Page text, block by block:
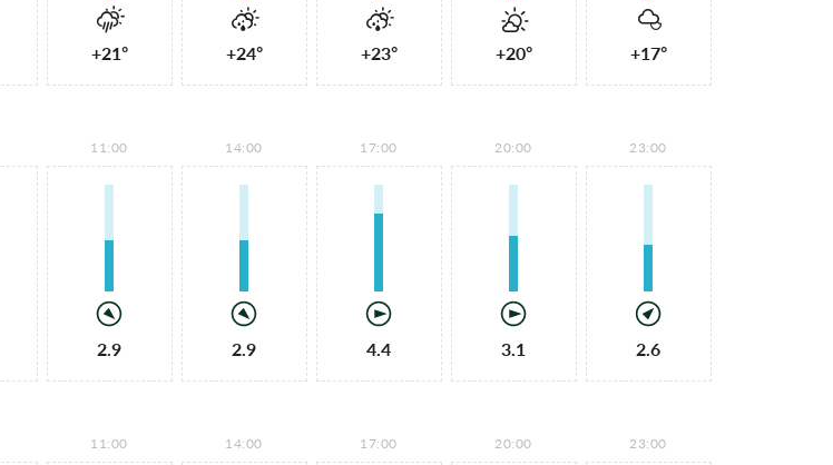
+21° +24° +23° +20° +17°
11:00
2.9
14:00
2.9
17:00
4.4
20:00
3.1
23:00
2.6
11:00 14:00 17:00 20:00 23:00